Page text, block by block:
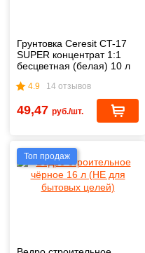
Грунтовка Ceresit CT-17
SUPER концентрат 1:1
бесцветная (белая) 10 л
4.9 14 отзывов
49,47 руб./шт.
Топ продаж